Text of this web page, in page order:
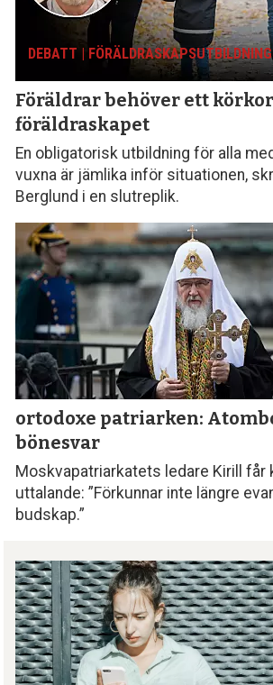
DEBATT | FÖRÄLDRASKAPS­UTBILDNING
Föräldrar behöver ett
föräldraskapet
En obligatorisk utbildning för alla
vuxna är jämlika inför situationen,
Berglund i en slutreplik.
ortodoxe patriarken:
bönesvar
Moskvapatriarkatets ledare Kirill
uttalande: ”Förkunnar inte längre
budskap.”